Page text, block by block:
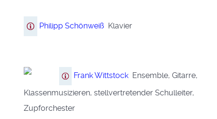
Philipp Schönweiß Klavier
Frank Wittstock Ensemble, Gitarre,
Klassenmusizieren, stellvertretender Schulleiter,
Zupforchester